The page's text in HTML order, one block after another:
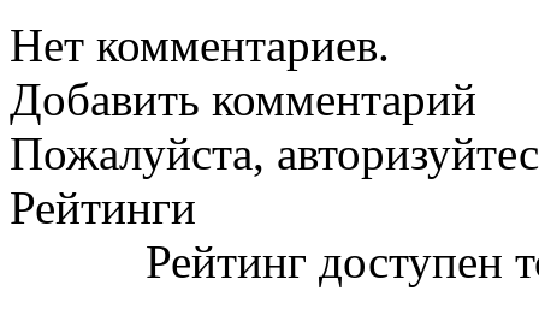
Нет комментариев.
Добавить комментарий
Пожалуйста,
Рейтинги
Рейтинг доступен